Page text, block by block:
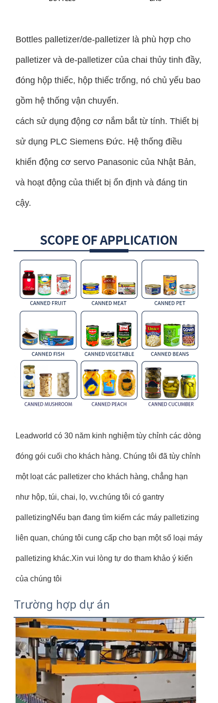
Bottles palletizer/de-palletizer là phù hợp cho
palletizer và de-palletizer của chai thủy tinh đầy,
đóng hộp thiếc, hộp thiếc trống, nó chủ yếu bao
gồm hệ thống vận chuyển.
cách sử dụng động cơ nắm bắt từ tính. Thiết bị
sử dụng PLC Siemens Đức. Hệ thống điều
khiển động cơ servo Panasonic của Nhật Bản,
và hoạt động của thiết bị ổn định và đáng tin
cậy.
Leadworld có 30 năm kinh nghiệm tùy chỉnh các dòng
đóng gói cuối cho khách hàng. Chúng tôi đã tùy chỉnh
một loạt các palletizer cho khách hàng, chẳng hạn
như hộp, túi, chai, lọ, vv.chúng tôi có gantry
palletizingNếu bạn đang tìm kiếm các máy palletizing
liên quan, chúng tôi cung cấp cho bạn một số loại máy
palletizing khác.Xin vui lòng tự do tham khảo ý kiến
của chúng tôi
Trường hợp dự án